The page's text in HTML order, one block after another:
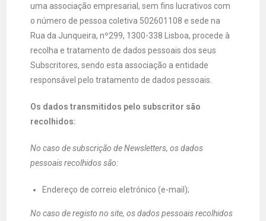
uma associação empresarial, sem fins lucrativos com
o número de pessoa coletiva 502601108 e sede na
Rua da Junqueira, nº299, 1300-338 Lisboa, procede à
recolha e tratamento de dados pessoais dos seus
Subscritores, sendo esta associação a entidade
responsável pelo tratamento de dados pessoais.
Os dados transmitidos pelo subscritor são
recolhidos:
No caso de subscrição de Newsletters, os dados
pessoais recolhidos são:
Endereço de correio eletrónico (e-mail);
No caso de registo no site, os dados pessoais recolhidos